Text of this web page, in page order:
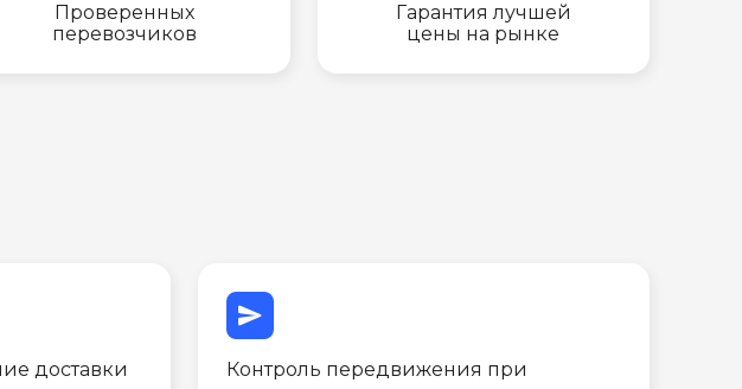
Проверенных
перевозчиков
Гарантия лучшей
цены на рынке
доставки
send
Контроль передвижения при